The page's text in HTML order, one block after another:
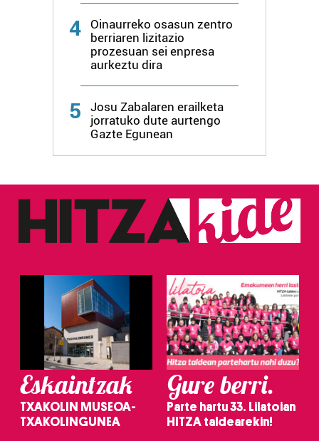
4
Oinaurreko osasun zentro
berriaren lizitazio
prozesuan sei enpresa
aurkeztu dira
5
Josu Zabalaren erailketa
jorratuko dute aurtengo
Gazte Egunean
Eskaintzak
TXAKOLIN MUSEOA-
TXAKOLINGUNEA
Gure berri.
Parte hartu 33. Lilatoian
HITZA taldearekin!